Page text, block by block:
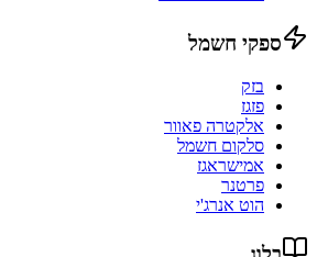
ספקי חשמל
בזק
פזגז
אלקטרה פאוור
סלקום חשמל
אמישראגז
פרטנר
הוט אנרג'י